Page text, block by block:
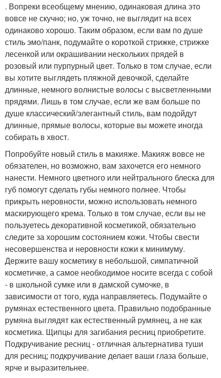
. Вопреки всеобщему мнению, одинаковая длина это
вовсе не скучно; но, уж точно, не выглядит на всех
одинаково хорошо. Таким образом, если вам по душе
стиль эмо/панк, подумайте о короткой стрижке, стрижке
лесенкой или окрашивании нескольких прядей в
розовый или пурпурный цвет. Только в том случае, если
вы хотите выглядеть пляжной девочкой, сделайте
длинные, немного волнистые волосы с высветленными
прядями. Лишь в том случае, если же вам больше по
душе классический/элегантный стиль, вам подойдут
длинные, прямые волосы, которые вы можете иногда
собирать в хвост.
Попробуйте новый стиль в макияже. Макияж вовсе не
обязателен, но возможно, вам захочется его немного
нанести. Немного цветного или нейтрального блеска для
губ помогут сделать губы немного полнее. Чтобы
прикрыть неровности, можно использовать немного
маскирующего крема. Только в том случае, если вы не
пользуетесь декоративной косметикой, обязательно
следите за хорошим состоянием кожи. Чтобы свести
несовершенства и неровности кожи к минимуму.
Держите вашу косметику в небольшой, симпатичной
косметичке, а самое необходимое носите всегда с собой
- в школьной сумке или в дамской сумочке, в
зависимости от того, куда направляетесь. Подумайте о
румянах естественного цвета. Правильно подобранные
румяна выглядят как естественный румянец, а не как
косметика. Щипцы для загибания ресниц приобретите.
Подкручивание ресниц - отличная альтернатива туши
для ресниц; подкручивание делает ваши глаза больше,
ярче и выразительнее.